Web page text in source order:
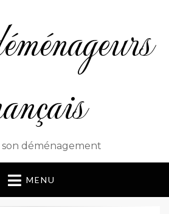
son déménagement
MENU